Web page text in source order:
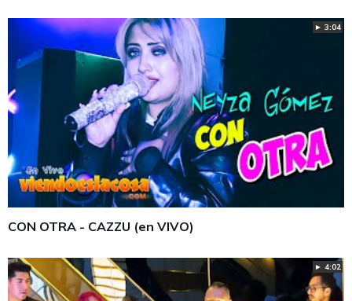
► 3:04
CON OTRA - CAZZU (en VIVO)
► 4:02